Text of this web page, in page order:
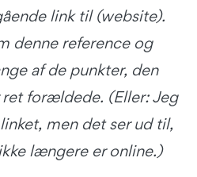
link til (website).
denne reference og
af de punkter, den
forældede. (Eller: Jeg
men det ser ud til,
længere er online.)